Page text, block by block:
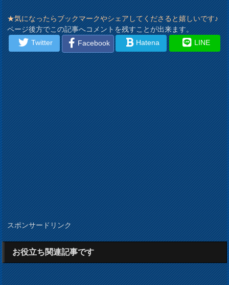
★気になったらブックマークやシェアしてくださると嬉しいです♪
ページ後方でこの記事へコメントを残すことが出来ます。
Twitter
Facebook Hatena LINE
スポンサードリンク
お役立ち関連記事です